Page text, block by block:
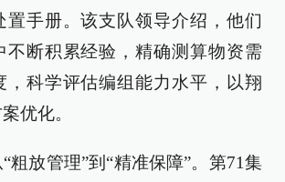
置手册。该支队领导介绍，他们
不断积累经验，精确测算物资需
，科学评估编组能力水平，以翔
优化。
粗放管理”到“精准保障”。第71集